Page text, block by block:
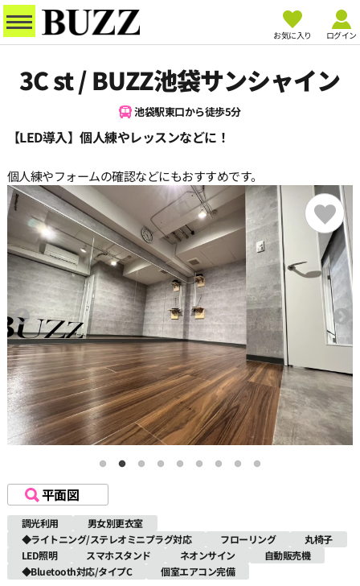
お気に入り ログイン
3C st / BUZZ池袋サンシャイン
池袋駅東口から徒歩5分
【LED導入】個人練やレッスンなどに！
個人練やフォームの確認などにもおすすめです。
平面図
調光利用
男女別更衣室
◆ライトニング/ステレオミニプラグ対応
フローリング
丸椅子
LED照明
スマホスタンド ネオンサイン
自動販売機
◆Bluetooth対応/タイプC
個室エアコン完備